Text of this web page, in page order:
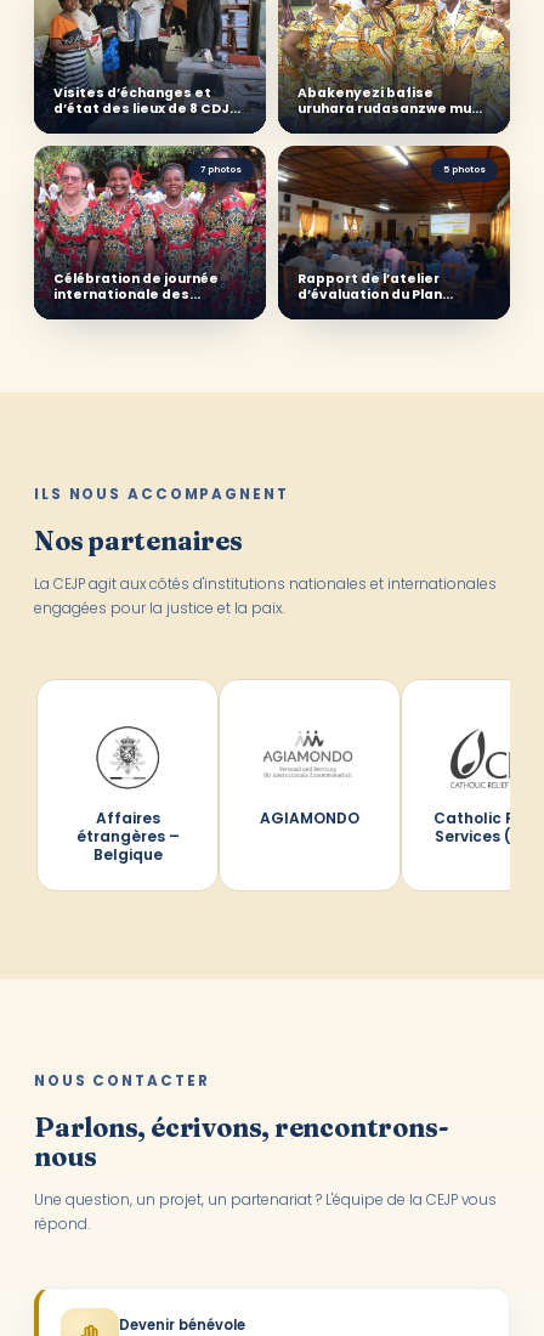
Visites d’échanges et
d’état des lieux de 8 CDJPs
Abakenyezi bafise
uruhara rudasanzwe mu
guharanira amahoro
7 photos
Célébration de journée
internationale des
5 photos
Rapport de l’atelier
d’évaluation du Plan
Stratégique 2017-20 du
ILS NOUS ACCOMPAGNENT
Nos partenaires
La CEJP agit aux côtés d'institutions nationales et internationales
engagées pour la justice et la paix.
Affaires
étrangères –
Belgique
AGIAMONDO
Catholic
Services
NOUS CONTACTER
Parlons, écrivons, rencontrons-
nous
Une question, un projet, un partenariat ? L'équipe de la CEJP vous
répond.
Devenir bénévole